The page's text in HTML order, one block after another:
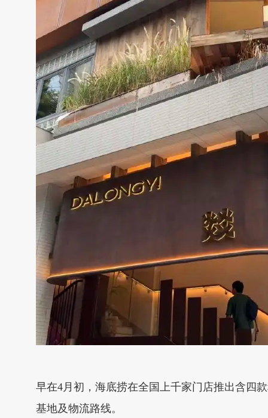
早在4月初，海底捞在全国上千家门店推出含四
基地及物流路线。